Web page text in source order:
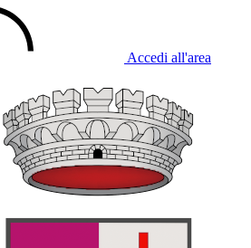
Accedi all'area